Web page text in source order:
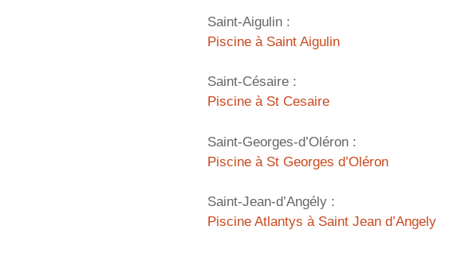
Saint-Aigulin :
Piscine à Saint Aigulin
Saint-Césaire :
Piscine à St Cesaire
Saint-Georges-d’Oléron :
Piscine à St Georges d’Oléron
Saint-Jean-d’Angély :
Piscine Atlantys à Saint Jean d’Angely